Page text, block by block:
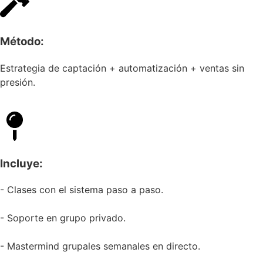
Método:
Estrategia de captación + automatización + ventas sin
presión.
Incluye:
- Clases con el sistema paso a paso.
- Soporte en grupo privado.
- Mastermind grupales semanales en directo.